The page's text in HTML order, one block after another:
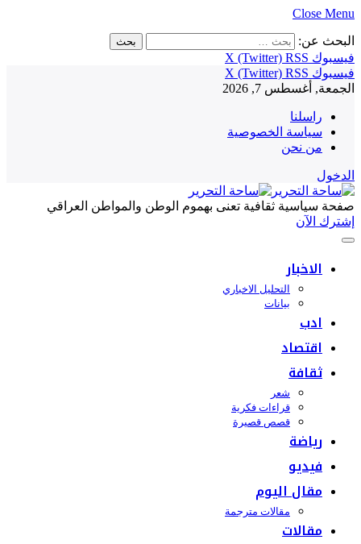
Close Menu
البحث عن:
فيسبوك
X (Twitter) RSS
فيسبوك
X (Twitter) RSS
الجمعة, أغسطس 7, 2026
راسلنا
سياسة الخصوصية
من نحن
الدخول
صفحة سياسية ثقافية تعنى بهموم الوطن والمواطن العراقي
إشترك الآن
الاخبار
التحليل الاخباري
بيانات
ادب
اقتصاد
ثقافة
شعر
قراءات فكرية
قصص قصيرة
رياضة
فيديو
مقال اليوم
مقالات مترجمة
مقالات